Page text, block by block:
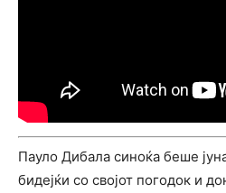
Пауло Дибала синоќа беше
бидејќи со својот погодок и